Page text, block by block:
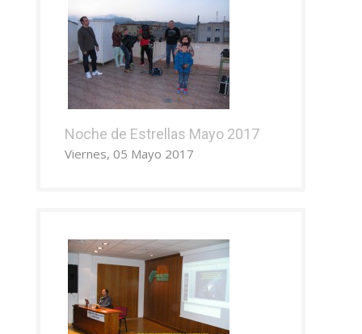
Noche de Estrellas Mayo 2017
Viernes, 05 Mayo 2017